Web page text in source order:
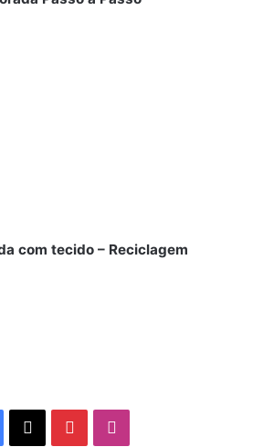
com tecido – Reciclagem
Facebook
X Pinterest